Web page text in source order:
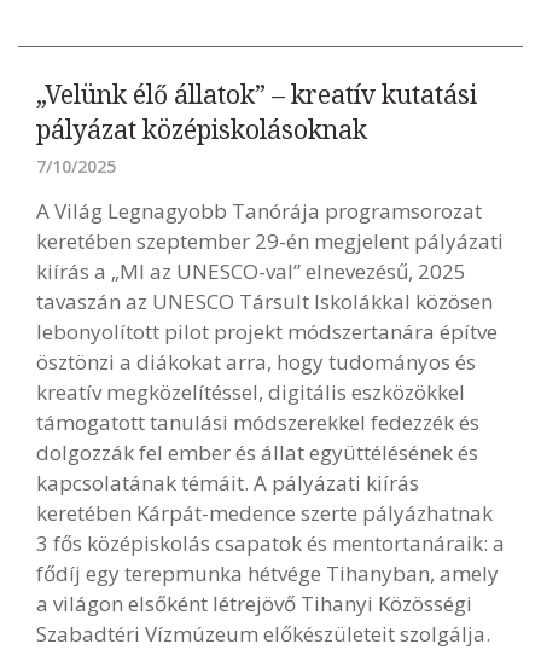
„Velünk élő állatok” – kreatív kutatási
pályázat középiskolásoknak
7/10/2025
A Világ Legnagyobb Tanórája programsorozat
keretében szeptember 29-én megjelent pályázati
kiírás a „MI az UNESCO-val” elnevezésű, 2025
tavaszán az UNESCO Társult Iskolákkal közösen
lebonyolított pilot projekt módszertanára építve
ösztönzi a diákokat arra, hogy tudományos és
kreatív megközelítéssel, digitális eszközökkel
támogatott tanulási módszerekkel fedezzék és
dolgozzák fel ember és állat együttélésének és
kapcsolatának témáit. A pályázati kiírás
keretében Kárpát-medence szerte pályázhatnak
3 fős középiskolás csapatok és mentortanáraik: a
fődíj egy terepmunka hétvége Tihanyban, amely
a világon elsőként létrejövő Tihanyi Közösségi
Szabadtéri Vízmúzeum előkészületeit szolgálja.